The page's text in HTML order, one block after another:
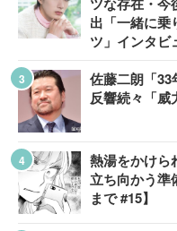
出「一緒に乗
ツ」インタビ
佐藤二朗「33
反響続々「威
熱湯をかけ
立ち向かう準
まで #15】